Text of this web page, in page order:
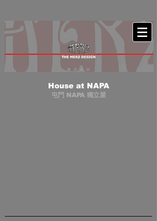
House at NAPA
屯門 NAPA 獨立屋